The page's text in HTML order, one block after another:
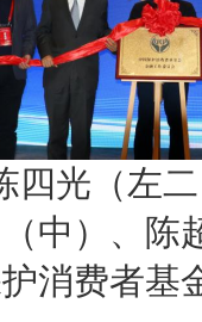
四光（左
（中）、陈
消费者基